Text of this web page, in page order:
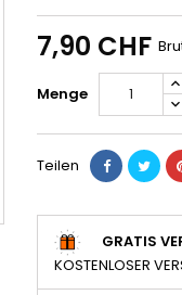
7,90 CHF
Menge
Teilen
GRATIS
KOSTENLOSER